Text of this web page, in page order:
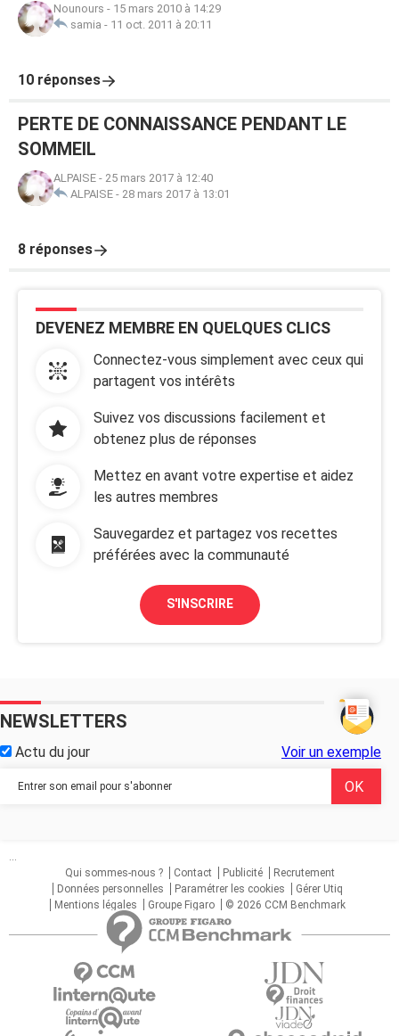
Nounours - 15 mars 2010 à 14:29
samia - 11 oct. 2011 à 20:11
10 réponses
PERTE DE CONNAISSANCE PENDANT LE
SOMMEIL
ALPAISE - 25 mars 2017 à 12:40
ALPAISE - 28 mars 2017 à 13:01
8 réponses
DEVENEZ MEMBRE EN QUELQUES CLICS
Connectez-vous simplement avec ceux qui
partagent vos intérêts
Suivez vos discussions facilement et
obtenez plus de réponses
Mettez en avant votre expertise et aidez
les autres membres
Sauvegardez et partagez vos recettes
préférées avec la communauté
S'INSCRIRE
NEWSLETTERS
Actu du jour Voir un exemple
...
Qui sommes-nous ?
Contact Publicité
Recrutement
Données personnelles
Paramétrer les cookies
Gérer Utiq
Mentions légales
Groupe Figaro © 2026 CCM Benchmark